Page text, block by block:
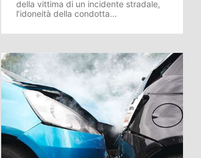
della vittima di un incidente stradale,
l’idoneità della condotta...